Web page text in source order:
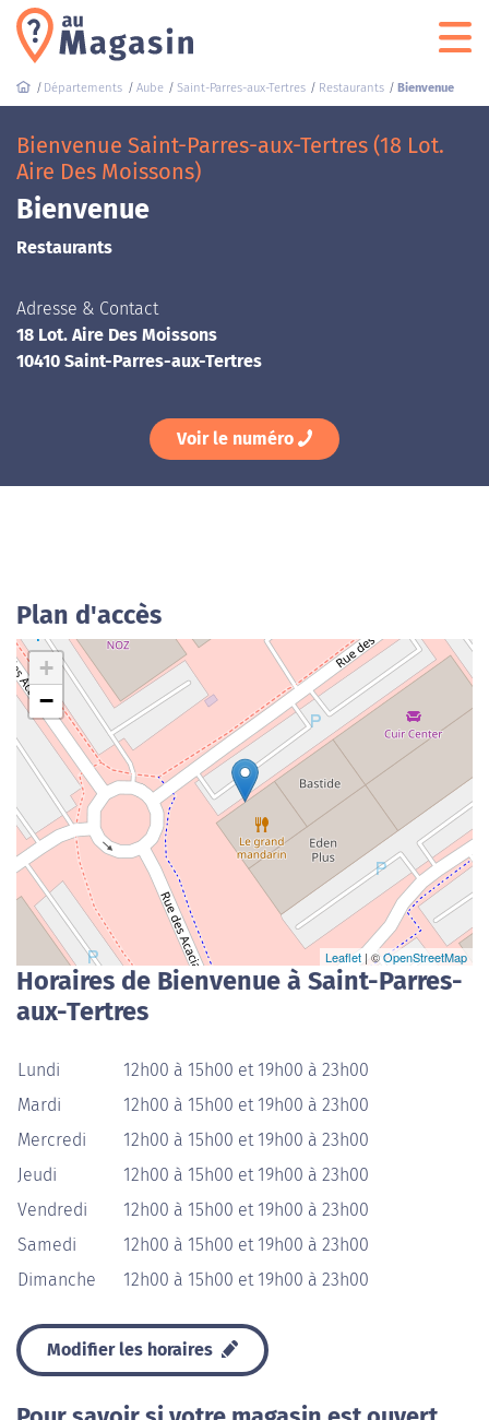
Départements Aube Saint-Parres-aux-Tertres Restaurants Bienvenue
Bienvenue Saint-Parres-aux-Tertres (18 Lot.
Aire Des Moissons)
Bienvenue
Restaurants
Adresse & Contact
18 Lot. Aire Des Moissons
10410 Saint-Parres-aux-Tertres
Voir le numéro
Plan d'accès
+
−
Leaflet | ©OpenStreetMap
Horaires de Bienvenue à Saint-Parres-
aux-Tertres
Lundi
12h00 à 15h00 et 19h00 à 23h00
Mardi
12h00 à 15h00 et 19h00 à 23h00
Mercredi
12h00 à 15h00 et 19h00 à 23h00
Jeudi
12h00 à 15h00 et 19h00 à 23h00
Vendredi
12h00 à 15h00 et 19h00 à 23h00
Samedi
12h00 à 15h00 et 19h00 à 23h00
Dimanche
12h00 à 15h00 et 19h00 à 23h00
Modifier les horaires